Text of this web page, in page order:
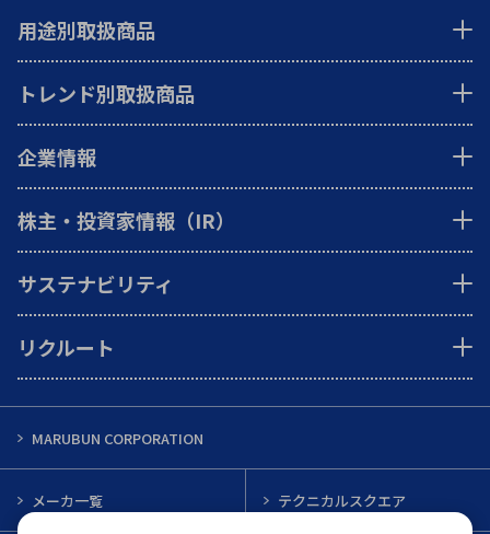
用途別取扱商品
トレンド別取扱商品
企業情報
株主・投資家情報（IR）
サステナビリティ
リクルート
MARUBUN CORPORATION
メーカ一覧 テクニカルスクエア